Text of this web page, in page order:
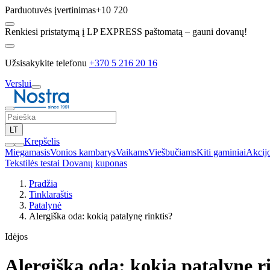
Parduotuvės įvertinimas+10 720
Renkiesi pristatymą į LP EXPRESS paštomatą – gauni dovanų!
Užsisakykite telefonu +370 5 216 20 16
Verslui
LT
Krepšelis
MiegamasisVonios kambarysVaikamsViešbučiamsKiti gaminiai
Tekstilės testai Dovanų kuponas
Pradžia
Tinklaraštis
Patalynė
Alergiška oda: kokią patalynę rinktis?
Idėjos